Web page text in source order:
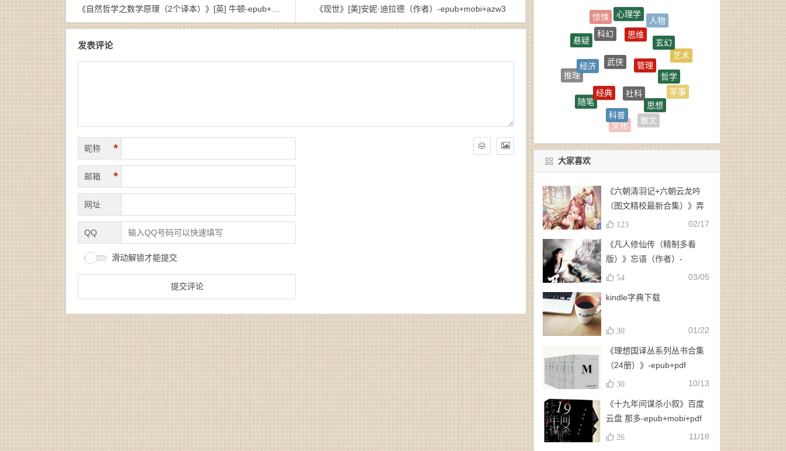
《自然哲学之数学原理（2个译本）》[英] 牛顿-epub+mobi+pdf
《现世》[美]安妮·迪拉德（作者）-epub+mobi+azw3
发表评论
昵称 *
邮箱 *
网址
QQ
滑动解锁才能提交
心理学
悬疑
科幻
思维
玄幻
艺术
推理
经济
武侠
哲学
军事
小说
编程
经典
社科
散文
文化
科普
大家喜欢
《六朝清羽记+六朝云龙吟
（图文精校最新合集）》弄
玉、龙璇（作者）-
123 02/17
《凡人修仙传（精制多看
版）》忘语（作者）-
epub+mobi
54 03/05
kindle字典下载
30 01/22
《理想国译丛系列丛书合集
（24册）》-epub+pdf
30 10/13
《十九年间谋杀小叙》百度
云盘 那多-epub+mobi+pdf
26 11/18